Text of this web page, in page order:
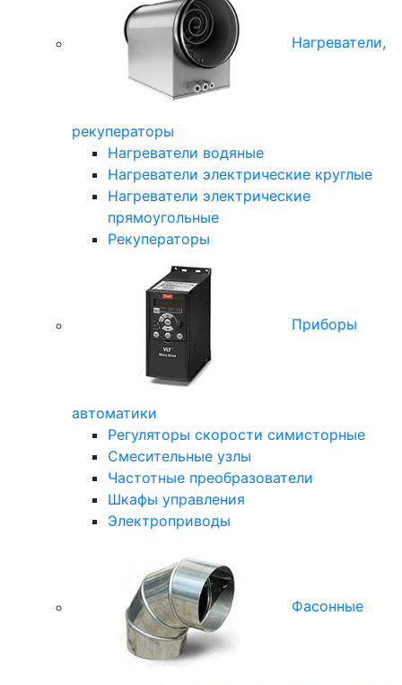
Нагреватели,
рекуператоры
Нагреватели водяные
Нагреватели электрические круглые
Нагреватели электрические
прямоугольные
Рекуператоры
Приборы
автоматики
Регуляторы скорости симисторные
Смесительные узлы
Частотные преобразователи
Шкафы управления
Электроприводы
Фасонные